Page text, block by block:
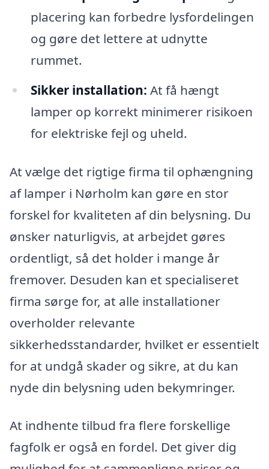
placering kan forbedre lysfordelingen
og gøre det lettere at udnytte
rummet.
Sikker installation: At få hængt
lamper op korrekt minimerer risikoen
for elektriske fejl og uheld.
At vælge det rigtige firma til ophængning
af lamper i Nørholm kan gøre en stor
forskel for kvaliteten af din belysning. Du
ønsker naturligvis, at arbejdet gøres
ordentligt, så det holder i mange år
fremover. Desuden kan et specialiseret
firma sørge for, at alle installationer
overholder relevante
sikkerhedsstandarder, hvilket er essentielt
for at undgå skader og sikre, at du kan
nyde din belysning uden bekymringer.
At indhente tilbud fra flere forskellige
fagfolk er også en fordel. Det giver dig